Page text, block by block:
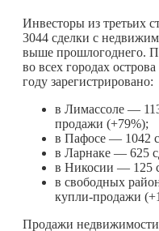
Инвесторы из третьих
3044 сделки с
выше прошлогоднего.
во всех городах
году зарегистрировано:
в Лимассоле —
продажи (+79%);
в Пафосе — 1042
в Ларнаке — 625
в Никосии — 125
в свободных
купли-продажи
Продажи недвижимости